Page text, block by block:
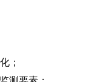
；